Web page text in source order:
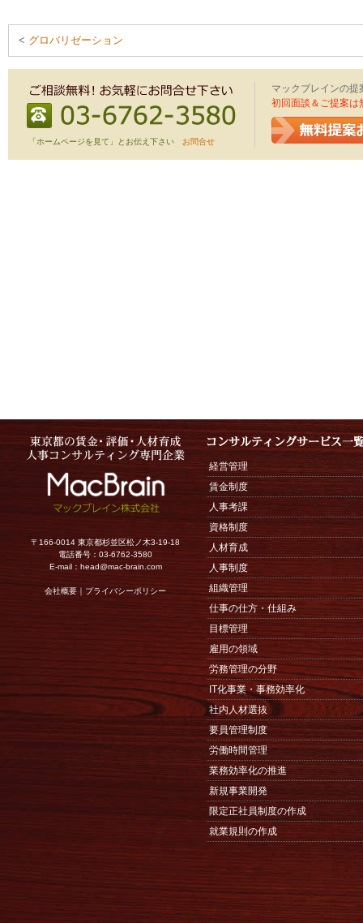
< グロバリゼーション
マックブレインの
初回面談＆ご提案は
「ホームページを見て」とお伝え下さい お問合せ
〒166-0014 東京都杉並区松ノ木3-19-18
電話番号：03-6762-3580
E-mail： head@mac-brain.com
会社概要｜プライバシーポリシー
経営管理
賃金制度
人事考課
資格制度
人材育成
人事制度
組織管理
仕事の仕方・仕組み
目標管理
雇用の領域
労務管理の分野
IT化事業・事務効率化
社内人材選抜
要員管理制度
労働時間管理
業務効率化の推進
新規事業開発
限定正社員制度の作成
就業規則の作成